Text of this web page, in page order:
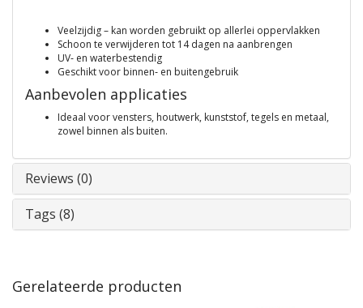
Veelzijdig – kan worden gebruikt op allerlei oppervlakken
Schoon te verwijderen tot 14 dagen na aanbrengen
UV‑ en waterbestendig
Geschikt voor binnen‑ en buitengebruik
Aanbevolen applicaties
Ideaal voor vensters, houtwerk, kunststof, tegels en metaal,
zowel binnen als buiten.
Reviews (0)
Tags (8)
Gerelateerde producten